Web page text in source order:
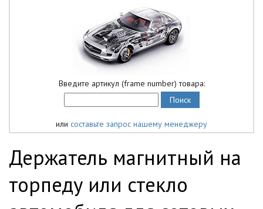
Введите артикул (frame number) товара:
или составьте запрос нашему менеджеру
Держатель магнитный на
торпеду или стекло